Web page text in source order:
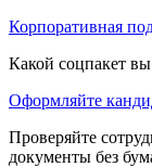
Корпоративная
Какой соцпакет
Оформляйте
Проверяйте
документы без